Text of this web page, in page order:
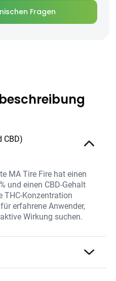
Fragen
CBD)
MA Tire Fire hat einen
und einen CBD-Gehalt
THC-Konzentration
erfahrene Anwender,
Wirkung suchen.
THC-Konzentration
natürlicher